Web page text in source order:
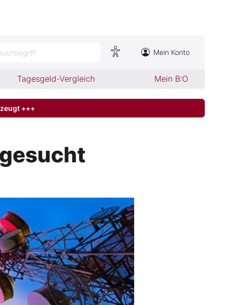
Mein Konto
Tagesgeld-Vergleich Mein B:O
+++